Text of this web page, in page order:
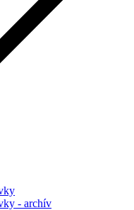
- archív